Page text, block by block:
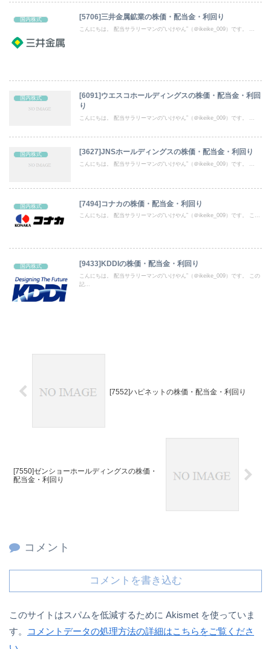
国内株式 [5706]三井金属鉱業の株価・配当金・利回り
こんにちは。 配当サラリーマンの“いけやん”（＠ikeike_009）です。 ...
国内株式
[6091]ウエスコホールディングスの株価・配当金・利回
り
こんにちは。 配当サラリーマンの“いけやん”（＠ikeike_009）です。 ...
国内株式 [3627]JNSホールディングスの株価・配当金・利回り
こんにちは。 配当サラリーマンの“いけやん”（＠ikeike_009）です。 ...
国内株式 [7494]コナカの株価・配当金・利回り
こんにちは。 配当サラリーマンの“いけやん”（＠ikeike_009）です。 こ...
国内株式 [9433]KDDIの株価・配当金・利回り
こんにちは。 配当サラリーマンの“いけやん”（＠ikeike_009）です。 この
記...
[7552]ハピネットの株価・配当金・利回り
[7550]ゼンショーホールディングスの株価・
配当金・利回り
コメント
コメントを書き込む
このサイトはスパムを低減するために Akismet を使っていま
す。
コメントデータの処理方法の詳細はこちらをご覧くださ